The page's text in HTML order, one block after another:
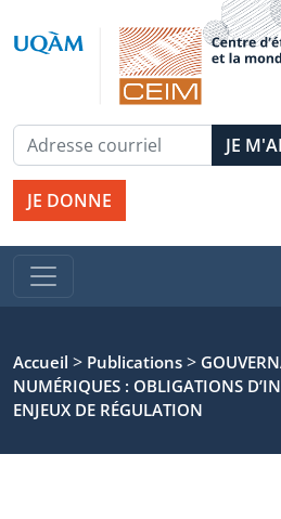
JE DONNE
Accueil > Publications >
NUMÉRIQUES : OBLIGATIONS
ENJEUX DE RÉGULATION